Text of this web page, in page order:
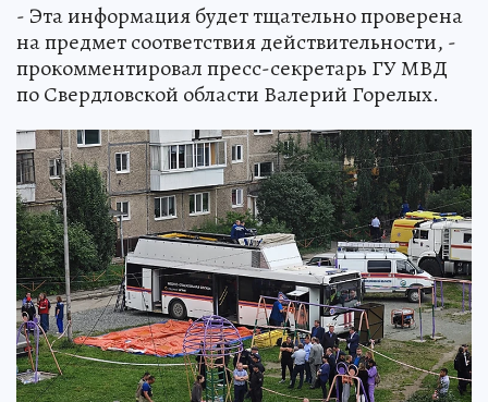
- Эта информация будет тщательно проверена
на предмет соответствия действительности, -
прокомментировал пресс-секретарь ГУ МВД
по Свердловской области Валерий Горелых.